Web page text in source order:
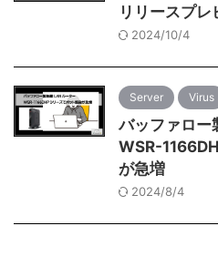
リリースプレ
2024/10/4
Server Virus
バッファロー
WSR-
が急増
2024/8/4